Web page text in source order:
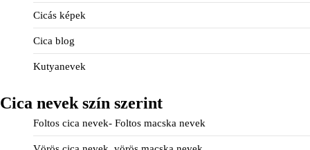
Cicás képek
Cica blog
Kutyanevek
Cica nevek szín szerint
Foltos cica nevek- Foltos macska nevek